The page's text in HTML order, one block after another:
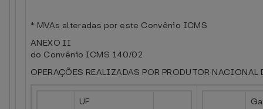
* MVAs alteradas por este Convênio ICMS
ANEXO II
do Convênio ICMS 140/02
OPERAÇÕES REALIZADAS POR PRODUTOR
UF